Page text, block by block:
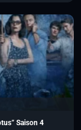
Saison 4